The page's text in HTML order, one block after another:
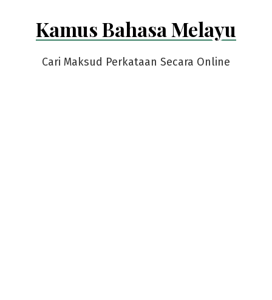
Kamus Bahasa Melayu
Cari Maksud Perkataan Secara Online